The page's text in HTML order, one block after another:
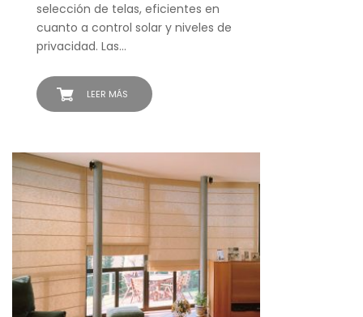
LEER MÁS
selección de telas, eficientes en
cuanto a control solar y niveles de
privacidad. Las…